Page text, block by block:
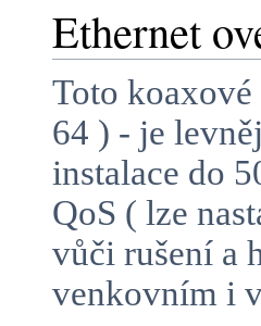
Ethernet
Toto
64 ) - je
instalace do
QoS ( lze
vůči rušení a
venkovním i